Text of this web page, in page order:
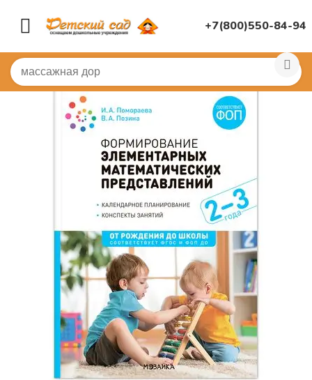
+7(800)550-84-94
Главная / КНИГИ, НАГЛЯДНАЯ ДИДАКТИКА Книги